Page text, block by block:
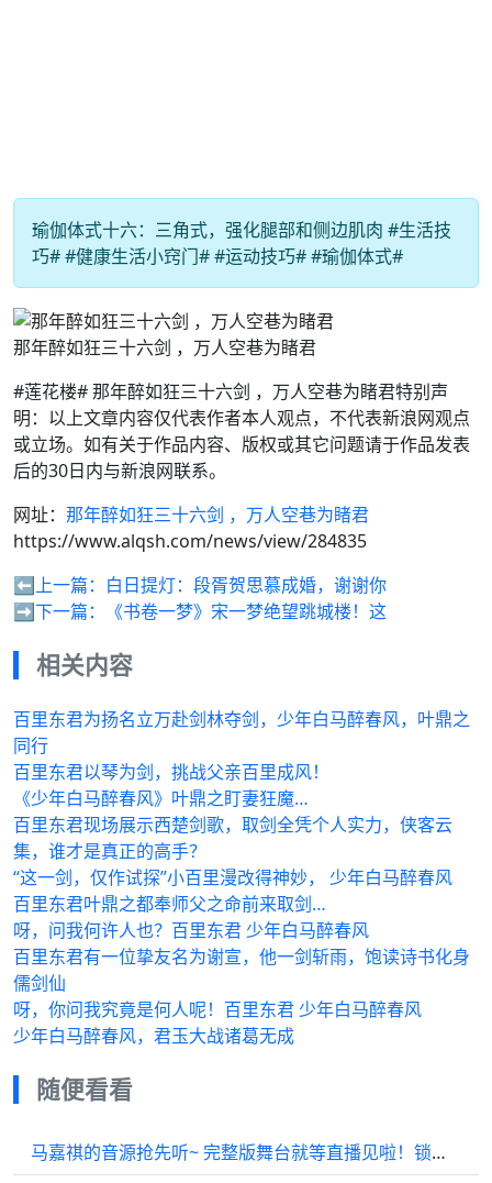
瑜伽体式十六：三角式，强化腿部和侧边肌肉 #生活技
巧# #健康生活小窍门# #运动技巧# #瑜伽体式#
那年醉如狂三十六剑 ，万人空巷为睹君
#莲花楼# 那年醉如狂三十六剑 ，万人空巷为睹君特别声
明：以上文章内容仅代表作者本人观点，不代表新浪网观点
或立场。如有关于作品内容、版权或其它问题请于作品发表
后的30日内与新浪网联系。
网址： 那年醉如狂三十六剑 ，万人空巷为睹君
https://www.alqsh.com/news/view/284835
⬅️上一篇： 白日提灯：段胥贺思慕成婚，谢谢你
➡️下一篇：
《书卷一梦》宋一梦绝望跳城楼！这
相关内容
百里东君为扬名立万赴剑林夺剑，少年白马醉春风，叶鼎之
同行
百里东君以琴为剑，挑战父亲百里成风！
《少年白马醉春风》叶鼎之盯妻狂魔…
百里东君现场展示西楚剑歌，取剑全凭个人实力，侠客云
集，谁才是真正的高手？
“这一剑，仅作试探”小百里漫改得神妙， 少年白马醉春风
百里东君叶鼎之都奉师父之命前来取剑…
呀，问我何许人也？百里东君 少年白马醉春风
百里东君有一位挚友名为谢宣，他一剑斩雨，饱读诗书化身
儒剑仙
呀，你问我究竟是何人呢！百里东君 少年白马醉春风
少年白马醉春风，君玉大战诸葛无成
随便看看
马嘉祺的音源抢先听~ 完整版舞台就等直播见啦！锁定歌手直播